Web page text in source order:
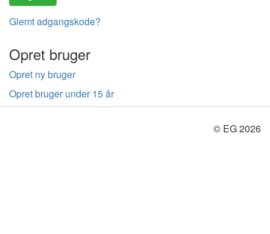
Glemt adgangskode?
Opret bruger
Opret ny bruger
Opret bruger under 15 år
© EG 2026